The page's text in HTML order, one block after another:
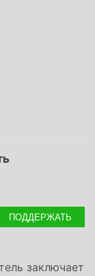
ПОДДЕРЖАТЬ
заключает